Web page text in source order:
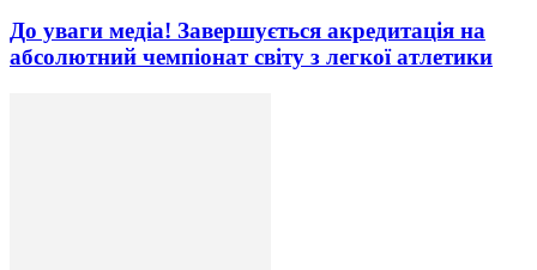
До уваги медіа! Завершується акредитація на
абсолютний чемпіонат світу з легкої атлетики